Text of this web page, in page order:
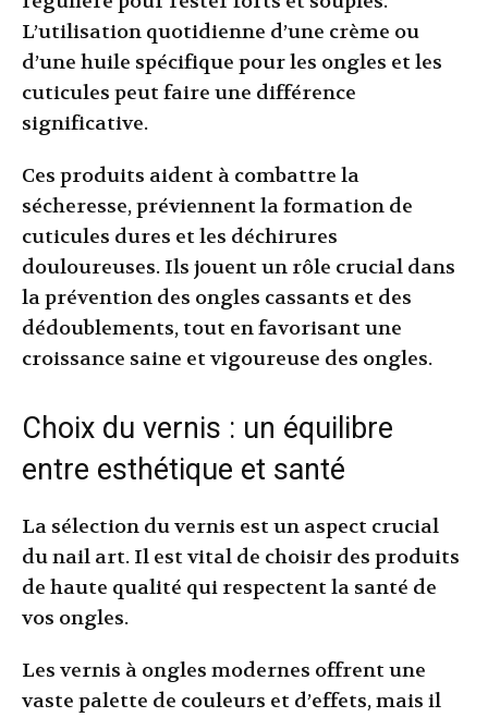
L’utilisation quotidienne d’une crème ou
d’une huile spécifique pour les ongles et les
cuticules peut faire une différence
significative.
Ces produits aident à combattre la
sécheresse, préviennent la formation de
cuticules dures et les déchirures
douloureuses. Ils jouent un rôle crucial dans
la prévention des ongles cassants et des
dédoublements, tout en favorisant une
croissance saine et vigoureuse des ongles.
Choix du vernis : un équilibre
entre esthétique et santé
La sélection du vernis est un aspect crucial
du nail art. Il est vital de choisir des produits
de haute qualité qui respectent la santé de
vos ongles.
Les vernis à ongles modernes offrent une
vaste palette de couleurs et d’effets, mais il